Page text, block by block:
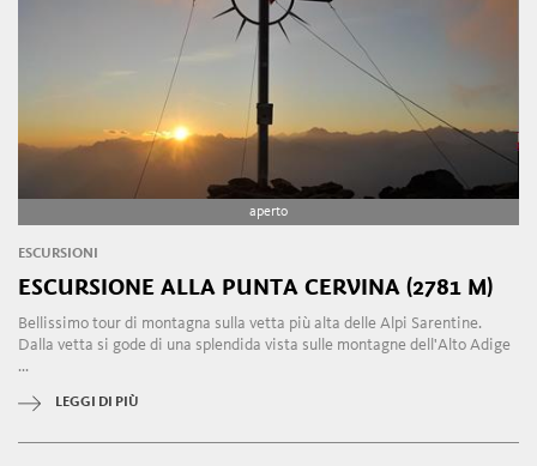
aperto
ESCURSIONI
ESCURSIONE ALLA PUNTA CERVINA (2781 M)
Bellissimo tour di montagna sulla vetta più alta delle Alpi Sarentine.
Dalla vetta si gode di una splendida vista sulle montagne dell'Alto Adige
...
LEGGI DI PIÙ